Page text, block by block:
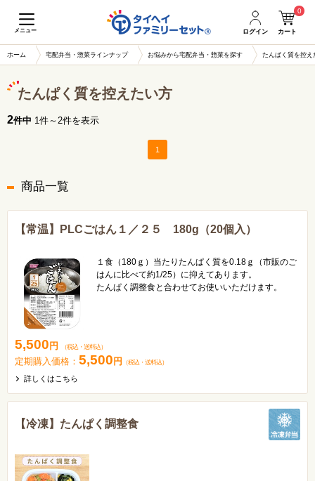
メニュー ログイン カート
0
ホーム 宅配弁当・惣菜ラインナップ お悩みから宅配弁当・惣菜を探す たんぱく質を控え
たんぱく質を控えたい方
2件中 1件～2件を表示
1
商品一覧
【常温】PLCごはん１／２５ 180g（20個入）
１食（180ｇ）当たりたんぱく質を0.18ｇ（市販のご
はんに比べて約1/25）に抑えてあります。
たんぱく調整食と合わせてお使いいただけます。
5,500 円 （税込・ 送料込）
定期購入価格： 5,500 円 （税込・ 送料込）
詳しくはこちら
【冷凍】たんぱく調整食